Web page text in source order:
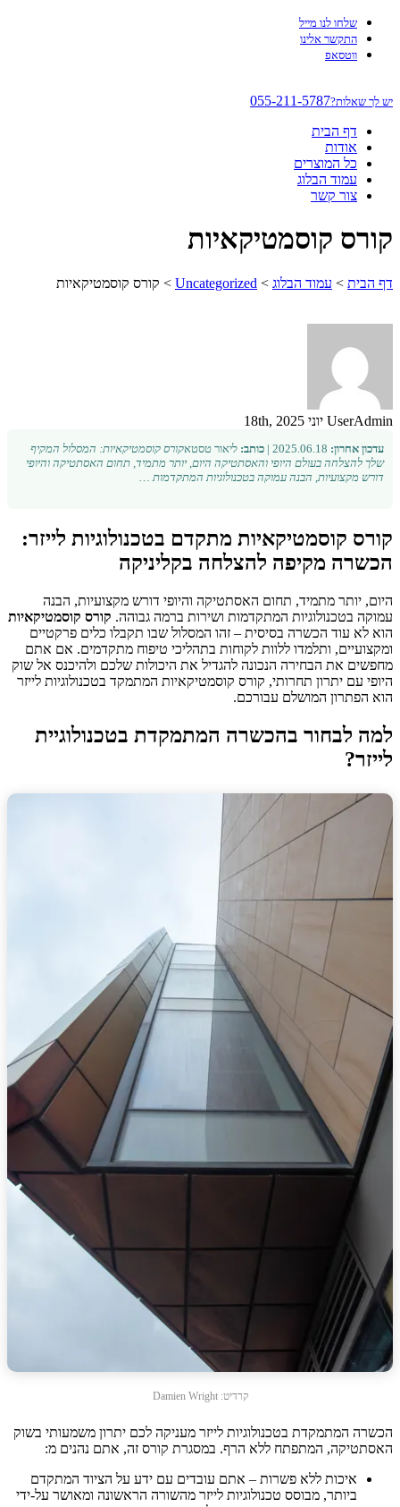
שלחו לנו מייל
התקשר אלינו
ווטסאפ
יש לך שאלות?055-211-5787
דף הבית
אודות
כל המוצרים
עמוד הבלוג
צור קשר
קורס קוסמטיקאיות
דף הבית > עמוד הבלוג >
Uncategorized
> קורס קוסמטיקאיות
UserAdmin יוני 18th, 2025
עדכון אחרון: כותב: ליאור טסטאקורס קוסמטיקאיות: המסלול המקיף
שלך להצלחה בעולם היופי והאסתטיקה היום, יותר מתמיד, תחום האסתטיקה והיופי
דורש מקצועיות, הבנה עמוקה בטכנולוגיות המתקדמות …
קורס קוסמטיקאיות מתקדם בטכנולוגיות לייזר:
הכשרה מקיפה להצלחה בקליניקה
היום, יותר מתמיד, תחום האסתטיקה והיופי דורש מקצועיות, הבנה
עמוקה בטכנולוגיות המתקדמות ושירות ברמה גבוהה. קורס קוסמטיקאיות
הוא לא עוד הכשרה בסיסית – זהו המסלול שבו תקבלו כלים פרקטיים
ומקצועיים, ותלמדו ללוות לקוחות בתהליכי טיפוח מתקדמים. אם אתם
מחפשים את הבחירה הנכונה להגדיל את היכולות שלכם ולהיכנס אל שוק
היופי עם יתרון תחרותי, קורס קוסמטיקאיות המתמקד בטכנולוגיות לייזר
הוא הפתרון המושלם עבורכם.
למה לבחור בהכשרה המתמקדת בטכנולוגיית
לייזר?
קרדיט: Damien Wright
הכשרה המתמקדת בטכנולוגיות לייזר מעניקה לכם יתרון משמעותי בשוק
האסתטיקה, המתפתח ללא הרף. במסגרת קורס זה, אתם נהנים מ:
איכות ללא פשרות – אתם עובדים עם ידע על הציוד המתקדם
ביותר, מבוסס טכנולוגיות לייזר מהשורה הראשונה ומאושר על-ידי